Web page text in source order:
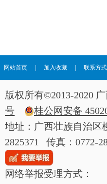
网站首页 加入收藏 联系方式
版权所有©2013-2020
号
桂公网安备
地址：广西壮族自治区
2825371 传真：0772-
网络举报受理方式：